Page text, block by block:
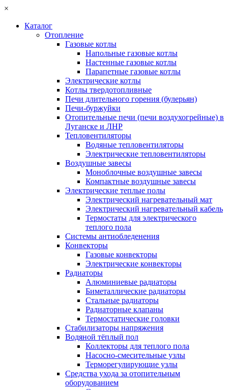
×
Каталог
Отопление
Газовые котлы
Напольные газовые котлы
Настенные газовые котлы
Парапетные газовые котлы
Электрические котлы
Котлы твердотопливные
Печи длительного горения (булерьян)
Печи-буржуйки
Отопительные печи (печи воздухогрейные) в
Луганске и ЛНР
Тепловентиляторы
Водяные тепловентиляторы
Электрические тепловентиляторы
Воздушные завесы
Моноблочные воздушные завесы
Компактные воздушные завесы
Электрические теплые полы
Электрический нагревательный мат
Электрический нагревательный кабель
Термостаты для электрического
теплого пола
Системы антиобледенения
Конвекторы
Газовые конвекторы
Электрические конвекторы
Радиаторы
Алюминиевые радиаторы
Биметаллические радиаторы
Стальные радиаторы
Радиаторные клапаны
Термостатические головки
Стабилизаторы напряжения
Водяной тёплый пол
Коллекторы для теплого пола
Насосно-смесительные узлы
Терморегулирующие узлы
Средства ухода за отопительным
оборудованием